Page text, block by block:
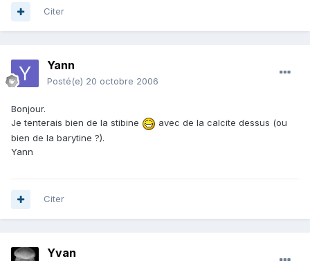
Citer
Yann
Posté(e) 20 octobre 2006
Bonjour.
Je tenterais bien de la stibine
avec de la calcite dessus (ou
bien de la barytine ?).
Yann
Citer
Yvan